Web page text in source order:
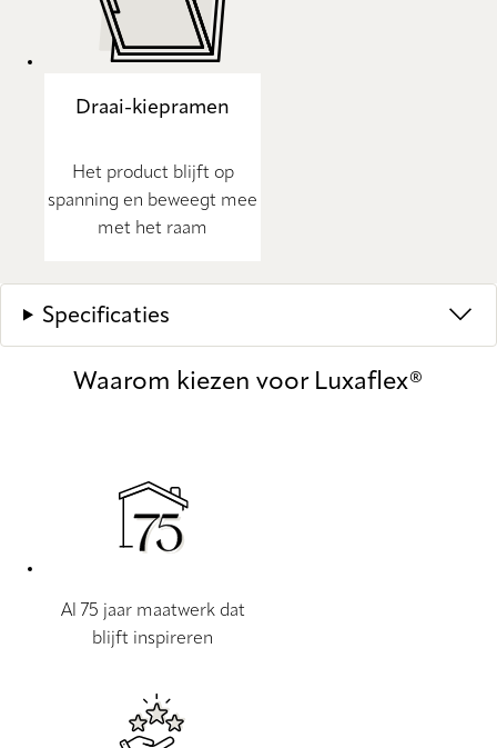
Draai-kiepramen
Het product blijft op
spanning en beweegt mee
met het raam
Specificaties
Waarom kiezen voor Luxaflex®
Al 75 jaar maatwerk dat
blijft inspireren